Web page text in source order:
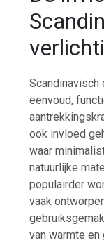
Scandinavisch
eenvoud,
ook invloed
waar
natuurlijke
populairder
vaak
van warmte